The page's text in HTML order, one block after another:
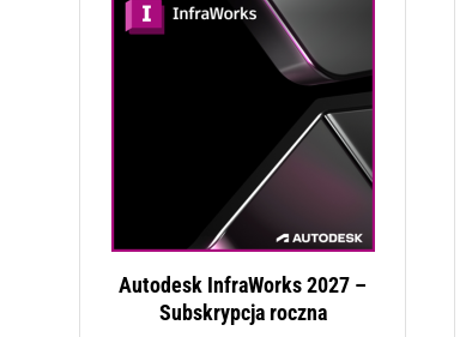
Autodesk InfraWorks 2027 –
Subskrypcja roczna